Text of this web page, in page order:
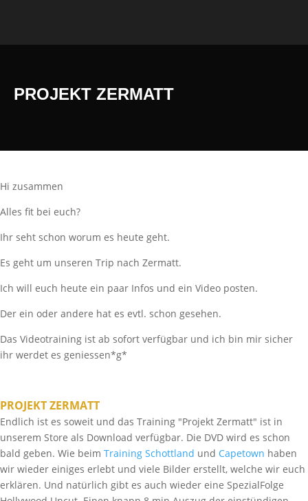
PROJEKT ZERMATT
Hi zusammen
Alles fit bei euch?
Ihr seht schon worum es heute geht.
Es geht um unseren Trip nach Zermatt.
Ich will euch heute ein paar Infos und ein Video posten.
Der ein oder andere hat es evtl. schon gesehen.
Das Videotraining ist ab sofort verfügbar und ich bin mir sicher
ihr werdet es geniessen*g*
PROJEKT ZERMATT
Endlich ist es soweit und das Training "Projekt Zermatt" ist in
unserem Store als Download verfügbar. Die DVD wird es schon
bald geben. Wie beim Training Schottland und Capetown haben
wir wieder einiges erlebt und viele Bilder erstellt, welche wir euch
erklären. Und natürlich gibt es auch wieder eine SpezialFolge